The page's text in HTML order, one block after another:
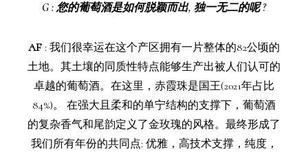
G : 您的葡萄酒是如何脱颖而出, 独一无二的呢 ?
AF : 我们很幸运在这个产区拥有一片整体的82公顷的
土地。其土壤的同质性特点能够生产出被人们认可的
卓越的葡萄酒。在这里，赤霞珠是国王(2021年占比
84%)。 在强大且柔和的单宁结构的支撑下，葡萄酒
的复杂香气和尾韵定义了金玫瑰的风格。最终形成了
我们所有年份的共同点: 优雅，高技术支撑，纯度，